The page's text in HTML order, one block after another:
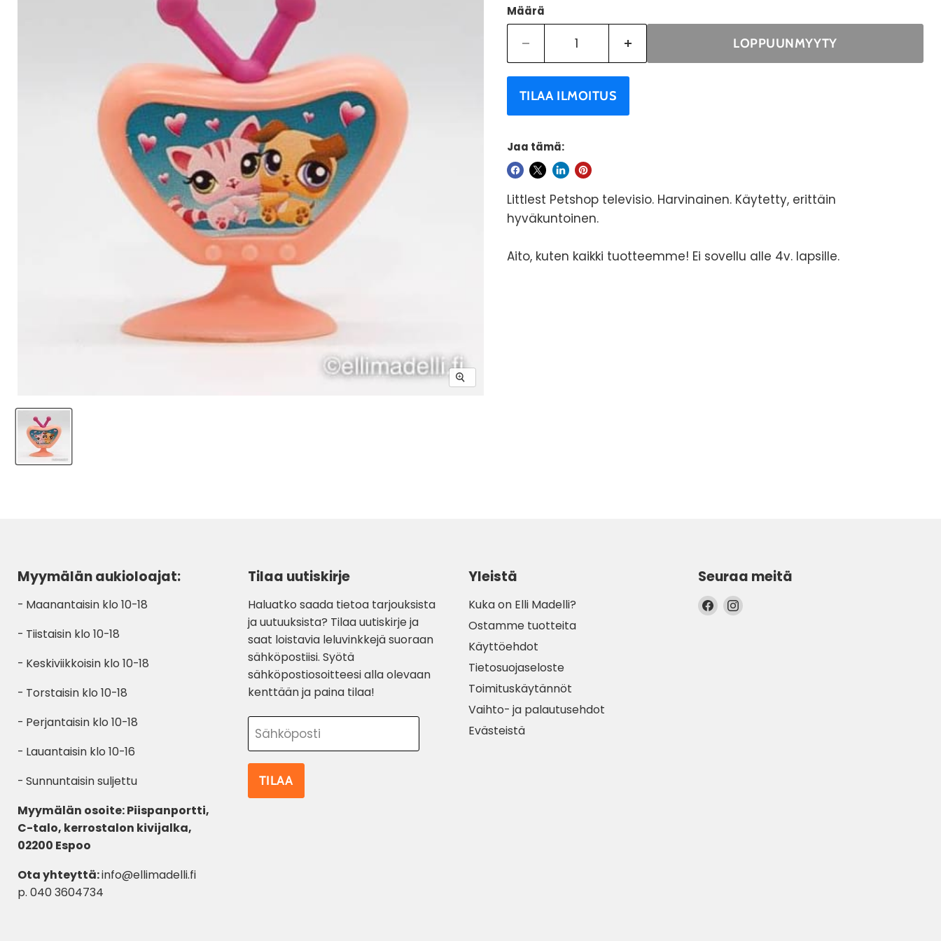
Määrä
LOPPUUNMYYTY
TILAA ILMOITUS
Jaa tämä:
Littlest Petshop televisio. Harvinainen. Käytetty, erittäin
hyväkuntoinen.
Aito, kuten kaikki tuotteemme! Ei sovellu alle 4v. lapsille.
Myymälän aukioloajat:
- Maanantaisin klo 10-18
- Tiistaisin klo 10-18
- Keskiviikkoisin klo 10-18
- Torstaisin klo 10-18
- Perjantaisin klo 10-18
- Lauantaisin klo 10-16
- Sunnuntaisin suljettu
Myymälän osoite: Piispanportti,
C-talo, kerrostalon kivijalka,
02200 Espoo
Ota yhteyttä:info@ellimadelli.fi
p. 040 3604734
Tilaa uutiskirje
Haluatko saada tietoa tarjouksista
ja uutuuksista? Tilaa uutiskirje ja
saat loistavia leluvinkkejä suoraan
sähköpostiisi. Syötä
sähköpostiosoitteesi alla olevaan
kenttään ja paina tilaa!
Sähköposti
TILAA
Yleistä
Kuka on Elli Madelli?
Ostamme tuotteita
Käyttöehdot
Tietosuojaseloste
Toimituskäytännöt
Vaihto- ja palautusehdot
Evästeistä
Seuraa meitä
LöydäLöydä